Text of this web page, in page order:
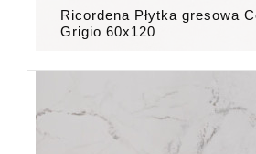
Ricordena Płytka gresowa
Grigio 60x120